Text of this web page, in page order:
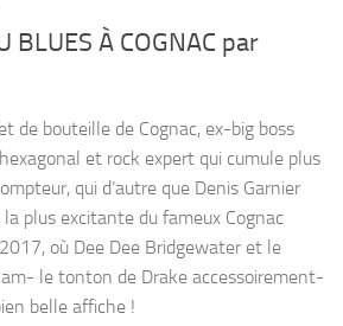
BLUES À COGNAC par
de bouteille de Cognac, ex-big boss
et rock expert qui cumule plus
qui d’autre que Denis Garnier
plus excitante du fameux Cognac
où Dee Dee Bridgewater et le
le tonton de Drake accessoirement-
belle affiche !